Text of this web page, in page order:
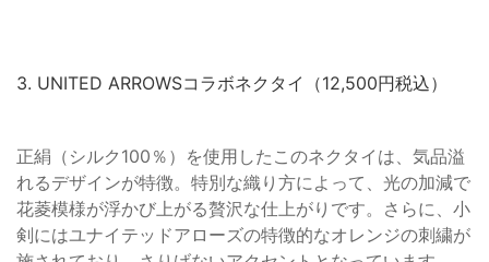
3. UNITED ARROWSコラボネクタイ（12,500円税込）
正絹（シルク100％）を使用したこのネクタイは、気品溢
れるデザインが特徴。特別な織り方によって、光の加減で
花菱模様が浮かび上がる贅沢な仕上がりです。さらに、小
剣にはユナイテッドアローズの特徴的なオレンジの刺繍が